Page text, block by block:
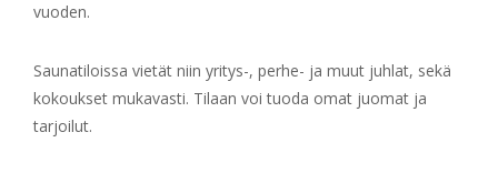
vuoden.
Saunatiloissa vietät niin yritys-, perhe- ja muut juhlat, sekä
kokoukset mukavasti. Tilaan voi tuoda omat juomat ja
tarjoilut.